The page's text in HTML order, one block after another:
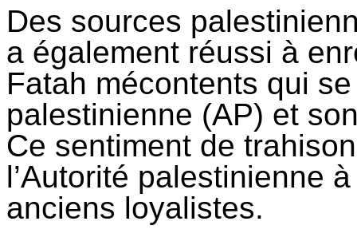
Des sources
a également réussi à
Fatah mécontents qui
palestinienne (AP) et
Ce sentiment de
l’Autorité palestinienne
anciens loyalistes.